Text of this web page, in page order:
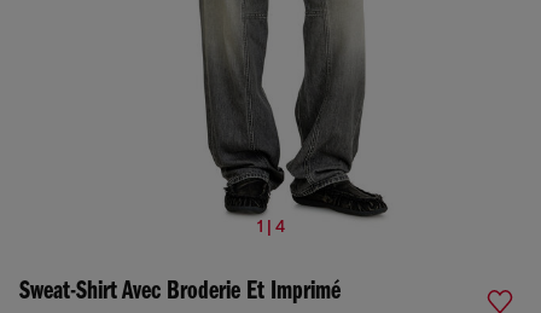
1 | 4
Sweat-Shirt Avec Broderie Et Imprimé